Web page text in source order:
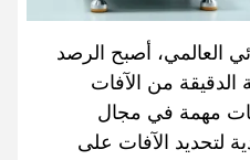
العالمي، أصبح الرصد
الدقيقة من الآفات
مهمة في مجال
لتحديد الآفات على